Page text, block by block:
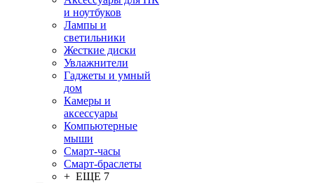
и ноутбуков
Лампы и
светильники
Жесткие диски
Увлажнители
Гаджеты и умный
дом
Камеры и
аксессуары
Компьютерные
мыши
Смарт-часы
Смарт-браслеты
+ ЕЩЕ 7